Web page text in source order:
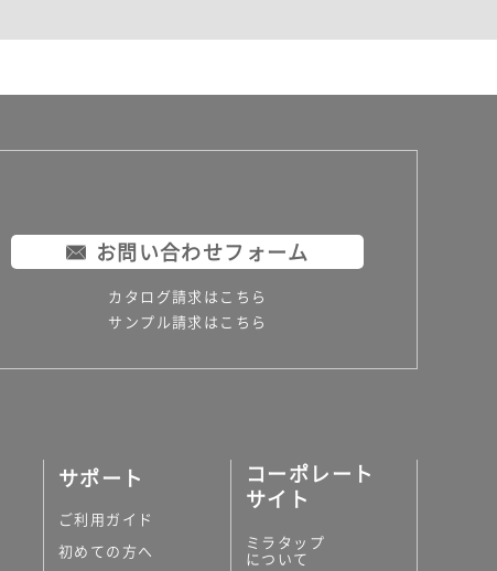
お問い合わせフォーム
カタログ請求はこちら
サンプル請求はこちら
サポート
ご利用ガイド
初めての方へ
コーポレート
サイト
ミラタップ
について